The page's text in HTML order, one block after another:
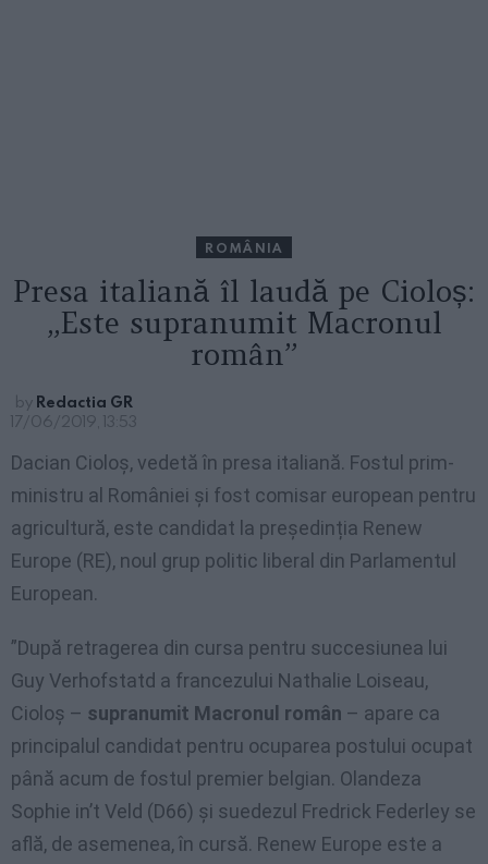
ROMÂNIA
Presa italiană îl laudă pe Cioloș:
„Este supranumit Macronul
român”
by Redactia GR
17/06/2019, 13:53
Dacian Cioloș, vedetă în presa italiană. Fostul prim-
ministru al României și fost comisar european pentru
agricultură, este candidat la președinția Renew
Europe (RE), noul grup politic liberal din Parlamentul
European.
”După retragerea din cursa pentru succesiunea lui
Guy Verhofstatd a francezului Nathalie Loiseau,
Cioloș – supranumit Macronul român – apare ca
principalul candidat pentru ocuparea postului ocupat
până acum de fostul premier belgian. Olandeza
Sophie in’t Veld (D66) și suedezul Fredrick Federley se
află, de asemenea, în cursă. Renew Europe este a